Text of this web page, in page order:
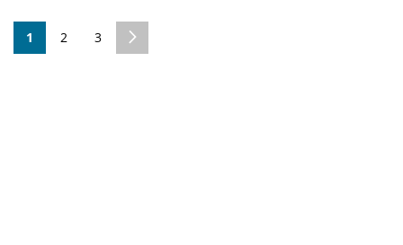
Aktualnie czytasz stronę
1 Strona
2 Strona
3